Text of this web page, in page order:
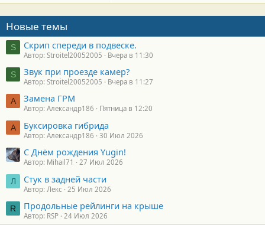
Новые темы
S Скрип спереди в подвеске.
Автор: Stroitel20052005 Вчера в 11:30
S Звук при проезде камер?
Автор: Stroitel20052005 Вчера в 11:27
А Замена ГРМ
Автор: Александр186 Пятница в 12:20
А Буксировка гибрида
Автор: Александр186 30 Июл 2026
С Днём рождения Yugin!
Автор: Mihail71 27 Июл 2026
Л Стук в задней части
Автор: Лекс 25 Июл 2026
R Продольные рейлинги на крыше
Автор: RSP 24 Июл 2026